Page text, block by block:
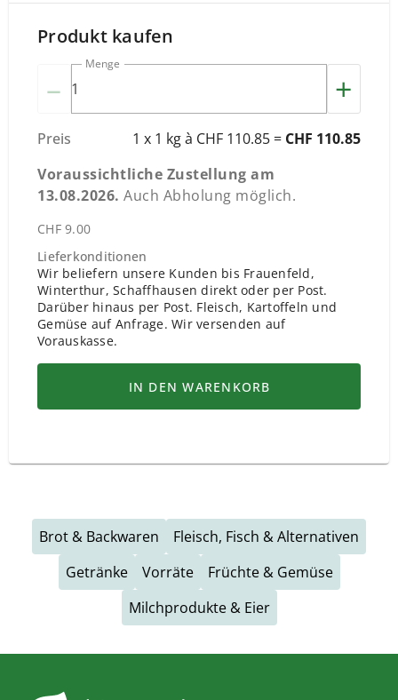
Produkt kaufen
–
Menge
+
Preis 1 x 1 kg à CHF 110.85 = CHF 110.85
Voraussichtliche Zustellung am
13.08.2026. Auch Abholung möglich.
CHF 9.00
Lieferkonditionen
Wir beliefern unsere Kunden bis Frauenfeld,
Winterthur, Schaffhausen direkt oder per Post.
Darüber hinaus per Post. Fleisch, Kartoffeln und
Gemüse auf Anfrage. Wir versenden auf
Vorauskasse.
IN DEN WARENKORB
Brot & Backwaren
Fleisch, Fisch & Alternativen
Getränke
Vorräte
Früchte & Gemüse
Milchprodukte & Eier